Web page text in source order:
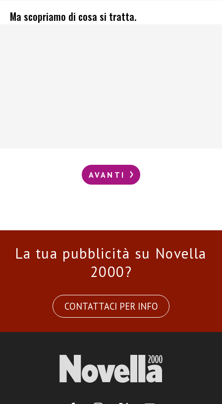
Ma scopriamo di cosa si tratta.
AVANTI
La tua pubblicità su Novella
2000?
CONTATTACI PER INFO